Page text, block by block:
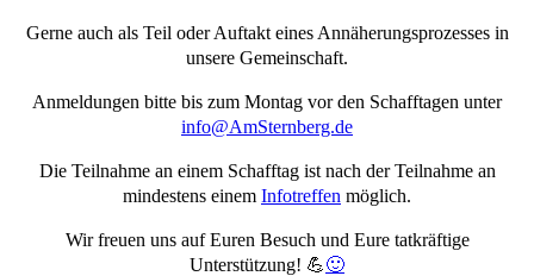
Gerne auch als Teil oder Auftakt eines Annäherungsprozesses in
unsere Gemeinschaft.
Anmeldungen bitte bis zum Montag vor den Schafftagen unter
info@AmSternberg.de
Die Teilnahme an einem Schafftag ist nach der Teilnahme an
mindestens einem Infotreffen möglich.
Wir freuen uns auf Euren Besuch und Eure tatkräftige
Unterstützung! 💪🙂